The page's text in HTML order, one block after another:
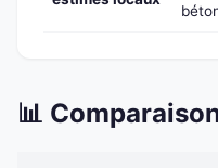
📊